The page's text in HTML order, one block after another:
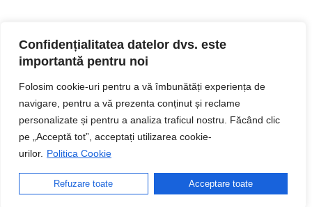
Confidențialitatea datelor dvs. este
importantă pentru noi
Folosim cookie-uri pentru a vă îmbunătăți experiența de
navigare, pentru a vă prezenta conținut și reclame
personalizate și pentru a analiza traficul nostru. Făcând clic
pe „Acceptă tot”, acceptați utilizarea cookie-
urilor. Politica Cookie
Refuzare toate Acceptare toate